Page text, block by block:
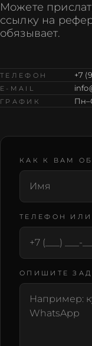
Можете
ссылку на
обязывает.
ТЕЛЕФОН +7
E-MAIL
ГРАФИК
Не
Подтвердите
КАК К ВАМ
ТЕЛЕФОН
ОПИШИТЕ